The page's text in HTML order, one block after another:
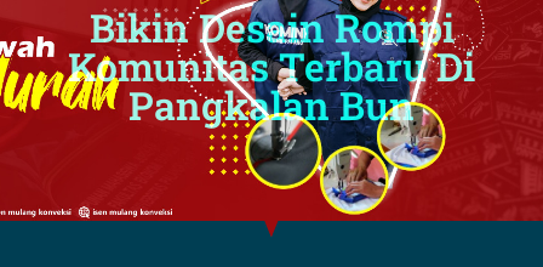
Bikin Desain Rompi
Komunitas Terbaru Di
Pangkalan Bun